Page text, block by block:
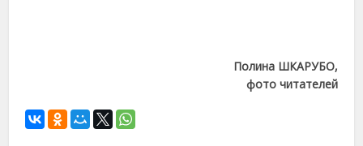
Полина ШКАРУБО,
фото читателей